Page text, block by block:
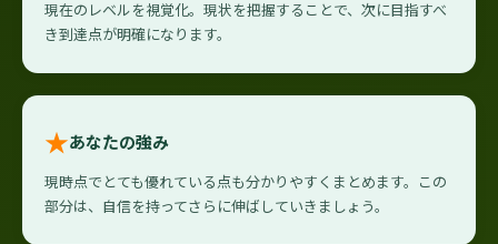
現在のレベルを視覚化。現状を把握することで、次に目指すべ
き到達点が明確になります。
★あなたの強み
現時点でとても優れている点も分かりやすくまとめます。この
部分は、自信を持ってさらに伸ばしていきましょう。